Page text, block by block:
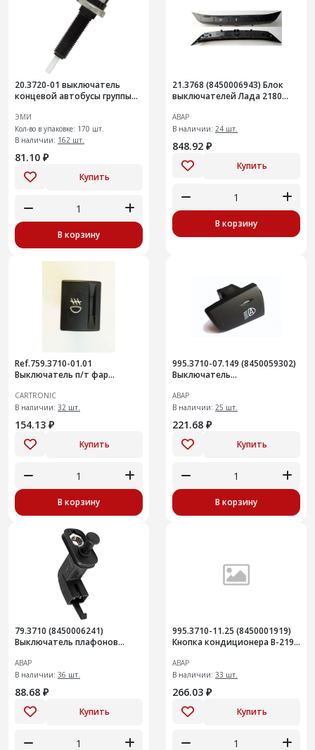
20.3720-01 выключатель
концевой автобусы группы
ЭМИ
Кол-во в упаковке: 170 шт.
В наличии: 162 шт.
81.10 ₽
Купить
В корзину
21.3768 (8450006943) Блок
выключателей Лада 2180
АВАР
В наличии: 24 шт.
848.92 ₽
Купить
В корзину
Ref.759.3710-01.01
Выключатель п/т фар
CARTRONIC
В наличии: 32 шт.
154.13 ₽
Купить
В корзину
995.3710-07.149 (8450059302)
Выключатель
управления освещением,
2170 Приора
АВАР
В наличии: 25 шт.
221.68 ₽
Купить
В корзину
79.3710 (8450006241)
Выключатель плафонов
12В
АВАР
В наличии: 36 шт.
88.68 ₽
Купить
995.3710-11.25 (8450001919)
Кнопка кондиционера В-2190
АВАР
В наличии: 33 шт.
266.03 ₽
Купить